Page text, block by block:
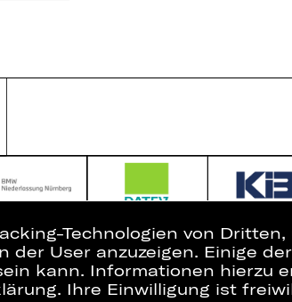
Newsletter
Kartenkauf
Abos 26/27
Presse
Kontakt
Jobs
Technologien von
der User anzuzeigen. Einige
kann. Informationen hierzu
Ihre Einwilligung ist